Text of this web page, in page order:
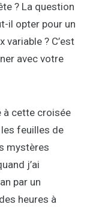
? La question
il opter pour un
variable ? C’est
avec votre
à cette croisée
feuilles de
mystères
j’ai
par un
heures à